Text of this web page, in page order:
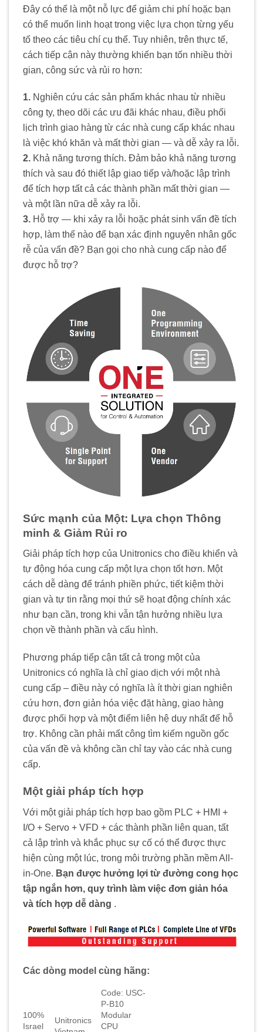
Đây có thể là một nỗ lực để giảm chi phí hoặc bạn
có thể muốn linh hoạt trong việc lựa chọn từng yếu
tố theo các tiêu chí cụ thể. Tuy nhiên, trên thực tế,
cách tiếp cận này thường khiến bạn tốn nhiều thời
gian, công sức và rủi ro hơn:
1. Nghiên cứu các sản phẩm khác nhau từ nhiều
công ty, theo dõi các ưu đãi khác nhau, điều phối
lịch trình giao hàng từ các nhà cung cấp khác nhau
là việc khó khăn và mất thời gian — và dễ xảy ra lỗi.
2. Khả năng tương thích. Đảm bảo khả năng tương
thích và sau đó thiết lập giao tiếp và/hoặc lập trình
để tích hợp tất cả các thành phần mất thời gian —
và một lần nữa dễ xảy ra lỗi.
3. Hỗ trợ — khi xảy ra lỗi hoặc phát sinh vấn đề tích
hợp, làm thế nào để bạn xác định nguyên nhân gốc
rễ của vấn đề? Bạn gọi cho nhà cung cấp nào để
được hỗ trợ?
Sức mạnh của Một: Lựa chọn Thông
minh & Giảm Rủi ro
Giải pháp tích hợp của Unitronics cho điều khiển và
tự động hóa cung cấp một lựa chọn tốt hơn. Một
cách dễ dàng để tránh phiền phức, tiết kiệm thời
gian và tự tin rằng mọi thứ sẽ hoạt động chính xác
như bạn cần, trong khi vẫn tận hưởng nhiều lựa
chọn về thành phần và cấu hình.
Phương pháp tiếp cận tất cả trong một của
Unitronics có nghĩa là chỉ giao dịch với một nhà
cung cấp – điều này có nghĩa là ít thời gian nghiên
cứu hơn, đơn giản hóa việc đặt hàng, giao hàng
được phối hợp và một điểm liên hệ duy nhất để hỗ
trợ. Không cần phải mất công tìm kiếm nguồn gốc
của vấn đề và không cần chỉ tay vào các nhà cung
cấp.
Một giải pháp tích hợp
Với một giải pháp tích hợp bao gồm PLC + HMI +
I/O + Servo + VFD + các thành phần liên quan, tất
cả lập trình và khắc phục sự cố có thể được thực
hiện cùng một lúc, trong môi trường phần mềm All-
in-One. Bạn được hưởng lợi từ đường cong học
tập ngắn hơn, quy trình làm việc đơn giản hóa
và tích hợp dễ dàng .
Các dòng model cùng hãng:
100%
Israel
Unitronics
Code: USC-
P-B10
Modular
CPU